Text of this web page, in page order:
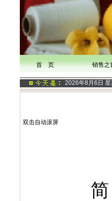
首 页 销售之
2026年8月6日 星
双击自动滚屏